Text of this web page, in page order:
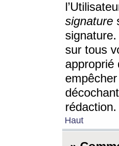
signature
sur tous
approprié
rédaction.
Haut